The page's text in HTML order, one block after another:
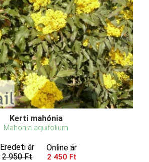
Kerti mahónia
Mahonia aquifolium
Eredeti ár
2 950 Ft
Online ár
2 450 Ft